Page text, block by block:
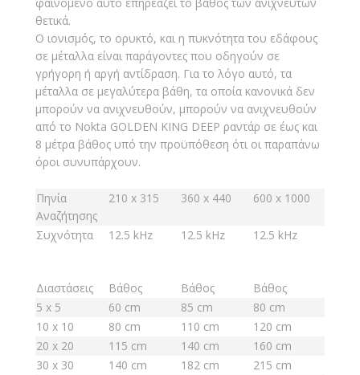
θετικά.
Ο ιονισμός, το ορυκτό, και η πυκνότητα του εδάφους
σε μέταλλα είναι παράγοντες που οδηγούν σε
γρήγορη ή αργή αντίδραση. Για το λόγο αυτό, τα
μέταλλα σε μεγαλύτερα βάθη, τα οποία κανονικά δεν
μπορούν να ανιχνευθούν, μπορούν να ανιχνευθούν
από το Nokta GOLDEN KING DEEP ραντάρ σε έως και
8 μέτρα βάθος υπό την προϋπόθεση ότι οι παραπάνω
όροι συνυπάρχουν.
Πηνία
Αναζήτησης
210 x 315 360 x 440 600 x 1000
Συχνότητα 12.5 kHz 12.5 kHz 12.5 kHz
Διαστάσεις Βάθος Βάθος
Βάθος
5 x 5
60 cm 85 cm
80 cm
10 x 10
80 cm 110 cm
120 cm
20 x 20
115 cm 140 cm
160 cm
30 x 30
140 cm 182 cm
215 cm